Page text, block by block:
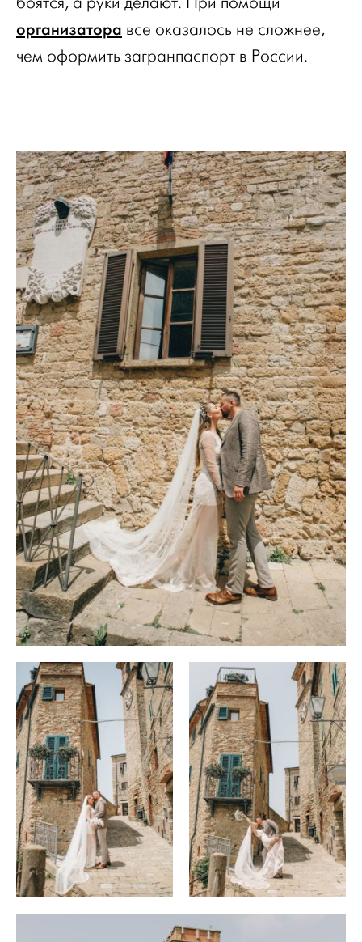
организатора все оказалось не сложнее,
чем оформить загранпаспорт в России.